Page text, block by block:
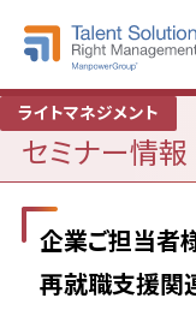
ライトマネジメント
セミナー情報
企業ご担当者
再就職支援関